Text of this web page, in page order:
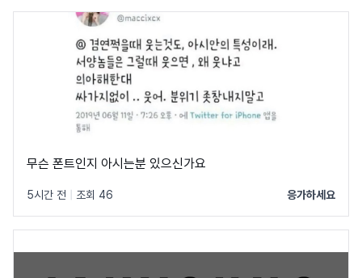
무슨 폰트인지 아시는분 있으신가요
5시간 전 조회 46 응가하세요